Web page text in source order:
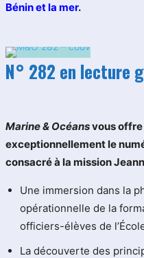
Bénin et la mer.
N° 282 en lecture
Marine & Océansvous offre
exceptionnellement le
consacré à la mission
Une immersion dans la
opérationnelle de la
officiers-élèves de
La découverte des